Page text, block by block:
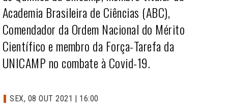
Academia Brasileira de Ciências (ABC),
Comendador da Ordem Nacional do Mérito
Científico e membro da Força-Tarefa da
UNICAMP no combate à Covid-19.
SEX, 08 OUT 2021 | 16:00